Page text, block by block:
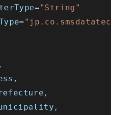
="String"
=
,
,
,
,